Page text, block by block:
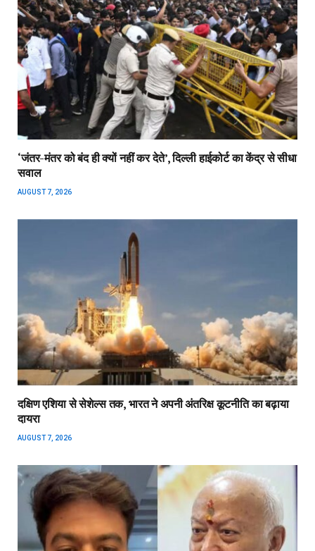
‘जंतर-मंतर को बंद ही क्‍यों नहीं कर देते’, दिल्‍ली हाईकोर्ट का केंद्र से सीधा
सवाल
AUGUST 7, 2026
दक्षिण एशिया से सेशेल्स तक, भारत ने अपनी अंतरिक्ष कूटनीति का बढ़ाया
दायरा
AUGUST 7, 2026